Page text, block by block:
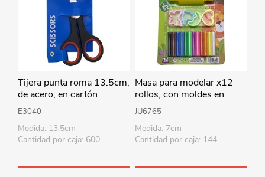
Tijera punta roma 13.5cm,
de acero, en cartón
E3040
Medida: 13.5cm
Cantidad por caja: 600
Masa para modelar x12
rollos, con moldes en
blister
JU6765
Medida: 7cm
Cantidad por caja: 144